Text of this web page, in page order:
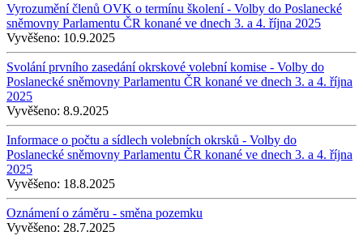
Vyrozumění členů OVK o termínu školení - Volby do Poslanecké
sněmovny Parlamentu ČR konané ve dnech 3. a 4. října 2025
Vyvěšeno: 10.9.2025
Svolání prvního zasedání okrskové volební komise - Volby do
Poslanecké sněmovny Parlamentu ČR konané ve dnech 3. a 4. října
2025
Vyvěšeno: 8.9.2025
Informace o počtu a sídlech volebních okrsků - Volby do
Poslanecké sněmovny Parlamentu ČR konané ve dnech 3. a 4. října
2025
Vyvěšeno: 18.8.2025
Oznámení o záměru - směna pozemku
Vyvěšeno: 28.7.2025